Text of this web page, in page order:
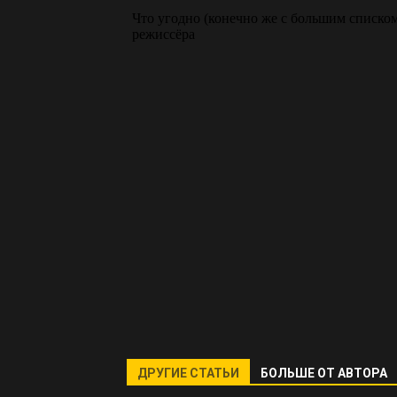
ДРУГИЕ СТАТЬИ БОЛЬШЕ ОТ АВТОРА